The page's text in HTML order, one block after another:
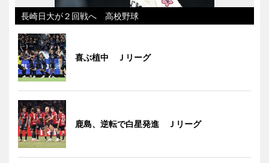
長崎日大が２回戦へ 高校野球
喜ぶ植中 Ｊリーグ
鹿島、逆転で白星発進 Ｊリーグ